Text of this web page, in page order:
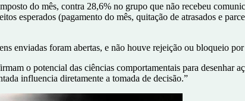
do mês, contra 28,6% no grupo que não recebeu
esperados (pagamento do mês, quitação de atrasados e
enviadas foram abertas, e não houve rejeição ou bloqueio
o potencial das ciências comportamentais para desenhar
influencia diretamente a tomada de decisão.”